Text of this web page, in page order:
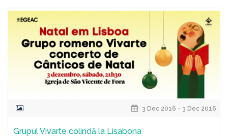
3 Dec 2016 - 3 Dec 2016
Grupul Vivarte colindă la Lisabona